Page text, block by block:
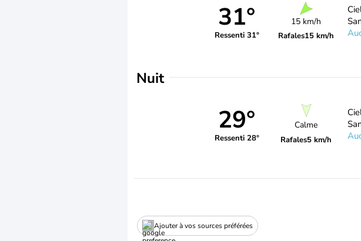
31°
Ressenti 31°
15 km/h
Rafales15 km/h
Nuit
29°
Ressenti 28°
Calme
Rafales5 km/h
Ajouter à vos sources préférées